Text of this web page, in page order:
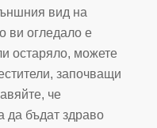
вид на
ви огледало е
остаряло, можете
започващи
че
да бъдат здраво